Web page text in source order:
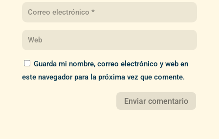
Guarda mi nombre, correo electrónico y web en
este navegador para la próxima vez que comente.